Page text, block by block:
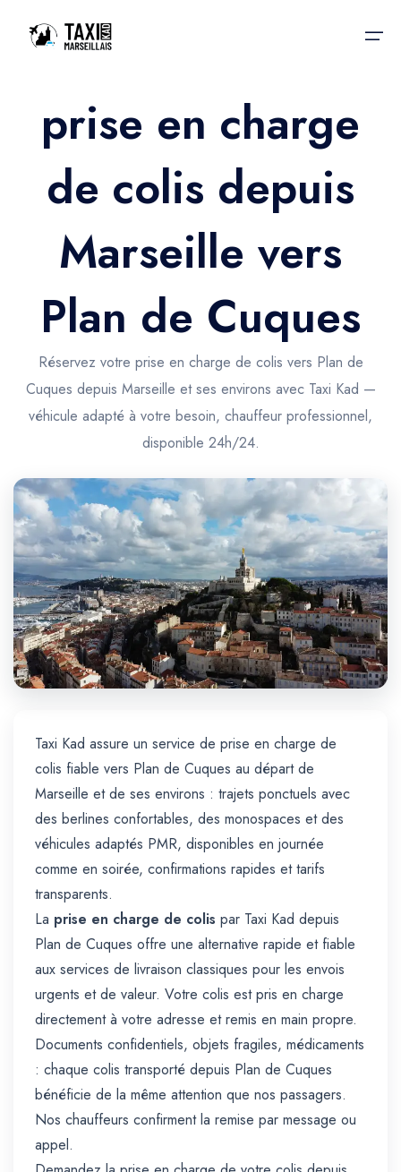
Accueil
Nos services
Nos services
Trajet Gare SNCF
Trajet Port croisière
Trajet Séminaire
Trajet Santé
Trajet Longue Distance
Réservation
Actualités & évènements
Contactez-nous
prise en charge
de colis depuis
Marseille vers
Plan de Cuques
Réservez votre prise en charge de colis vers Plan de
Cuques depuis Marseille et ses environs avec Taxi Kad —
véhicule adapté à votre besoin, chauffeur professionnel,
disponible 24h/24.
Taxi Kad assure un service de prise en charge de
colis fiable vers Plan de Cuques au départ de
Marseille et de ses environs : trajets ponctuels avec
des berlines confortables, des monospaces et des
véhicules adaptés PMR, disponibles en journée
comme en soirée, confirmations rapides et tarifs
transparents.
La prise en charge de colis par Taxi Kad depuis
Plan de Cuques offre une alternative rapide et fiable
aux services de livraison classiques pour les envois
urgents et de valeur. Votre colis est pris en charge
directement à votre adresse et remis en main propre.
Documents confidentiels, objets fragiles, médicaments
: chaque colis transporté depuis Plan de Cuques
bénéficie de la même attention que nos passagers.
Nos chauffeurs confirment la remise par message ou
appel.